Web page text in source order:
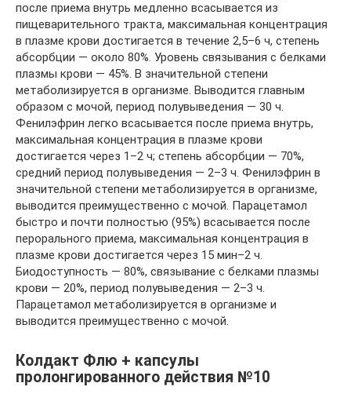
после приема внутрь медленно всасывается из
пищеварительного тракта, максимальная концентрация
в плазме крови достигается в течение 2,5–6 ч, степень
абсорбции — около 80%. Уровень связывания с белками
плазмы крови — 45%. В значительной степени
метаболизируется в организме. Выводится главным
образом с мочой, период полувыведения — 30 ч.
Фенилэфрин легко всасывается после приема внутрь,
максимальная концентрация в плазме крови
достигается через 1–2 ч; степень абсорбции — 70%,
средний период полувыведения — 2–3 ч. Фенилэфрин в
значительной степени метаболизируется в организме,
выводится преимущественно с мочой. Парацетамол
быстро и почти полностью (95%) всасывается после
перорального приема, максимальная концентрация в
плазме крови достигается через 15 мин–2 ч.
Биодоступность — 80%, связывание с белками плазмы
крови — 20%, период полувыведения — 2–3 ч.
Парацетамол метаболизируется в организме и
выводится преимущественно с мочой.
Колдакт Флю + капсулы
пролонгированного действия №10